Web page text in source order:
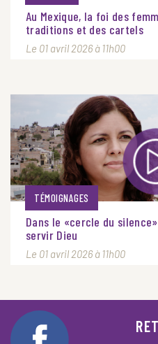
Au Mexique, la foi des
traditions et des cartels
Le 01 avril 2026 à 11h00
TÉMOIGNAGES
Dans le «cercle du
servir Dieu
Le 01 avril 2026 à 11h00